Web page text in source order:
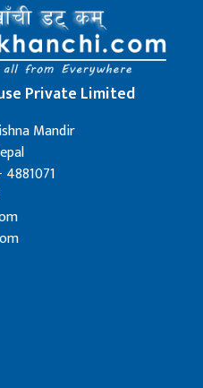
Private Limited
Mandir
4881071